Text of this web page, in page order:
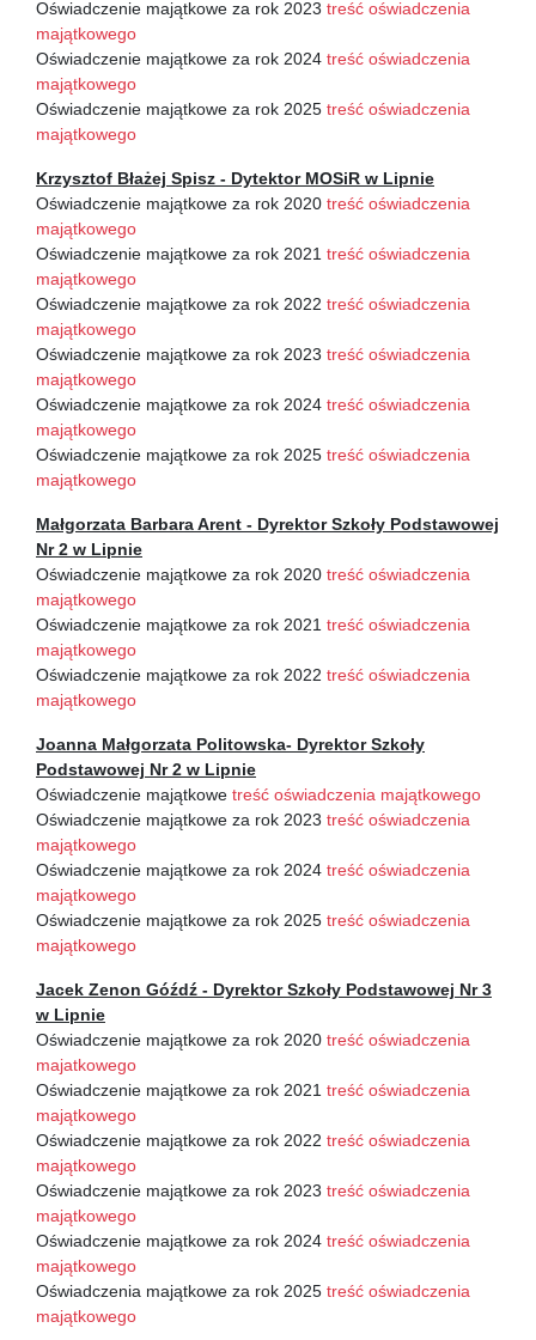
Oświadczenie majątkowe za rok 2023 treść oświadczenia
majątkowego
Oświadczenie majątkowe za rok 2024 treść oświadczenia
majątkowego
Oświadczenie majątkowe za rok 2025 treść oświadczenia
majątkowego
Krzysztof Błażej Spisz - Dytektor MOSiR w Lipnie
Oświadczenie majątkowe za rok 2020 treść oświadczenia
majątkowego
Oświadczenie majątkowe za rok 2021 treść oświadczenia
majątkowego
Oświadczenie majątkowe za rok 2022 treść oświadczenia
majątkowego
Oświadczenie majątkowe za rok 2023 treść oświadczenia
majątkowego
Oświadczenie majątkowe za rok 2024 treść oświadczenia
majątkowego
Oświadczenie majątkowe za rok 2025 treść oświadczenia
majątkowego
Małgorzata Barbara Arent - Dyrektor Szkoły Podstawowej
Nr 2 w Lipnie
Oświadczenie majątkowe za rok 2020 treść oświadczenia
majątkowego
Oświadczenie majątkowe za rok 2021 treść oświadczenia
majątkowego
Oświadczenie majątkowe za rok 2022 treść oświadczenia
majątkowego
Joanna Małgorzata Politowska- Dyrektor Szkoły
Podstawowej Nr 2 w Lipnie
Oświadczenie majątkowe treść oświadczenia majątkowego
Oświadczenie majątkowe za rok 2023 treść oświadczenia
majątkowego
Oświadczenie majątkowe za rok 2024 treść oświadczenia
majątkowego
Oświadczenie majątkowe za rok 2025 treść oświadczenia
majątkowego
Jacek Zenon Góźdź - Dyrektor Szkoły Podstawowej Nr 3
w Lipnie
Oświadczenie majątkowe za rok 2020 treść oświadczenia
majatkowego
Oświadczenie majątkowe za rok 2021 treść oświadczenia
majątkowego
Oświadczenie majątkowe za rok 2022 treść oświadczenia
majątkowego
Oświadczenie majątkowe za rok 2023 treść oświadczenia
majątkowego
Oświadczenie majątkowe za rok 2024 treść oświadczenia
majątkowego
Oświadczenia majątkowe za rok 2025 treść oświadczenia
majątkowego